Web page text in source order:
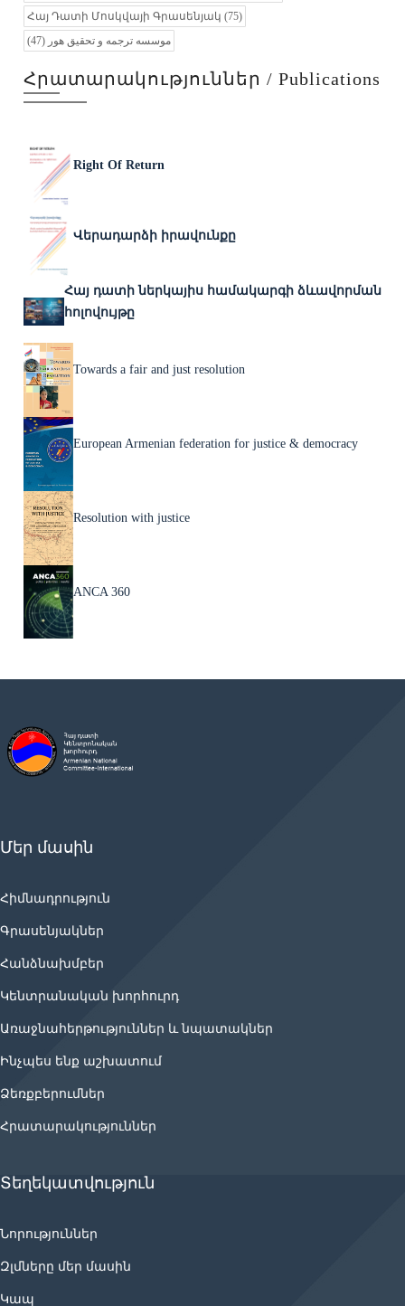
Հայ Դատի Մոսկվայի Գրասենյակ (75)
موسسه ترجمه و تحقیق هور (47)
Հրատարակություններ / Publications
Right Of Return
Վերադարձի իրավունքը
Հայ դատի ներկայիս համակարգի ձևավորման
հոլովույթը
Towards a fair and just resolution
European Armenian federation for justice & democracy
Resolution with justice
ANCA 360
Մեր մասին
Հիմնադրություն
Գրասենյակներ
Հանձնախմբեր
Կենտրանական խորհուրդ
Առաջնահերթություններ և նպատակներ
Ինչպես ենք աշխատում
Ձեռքբերումներ
Հրատարակություններ
Տեղեկատվություն
Նորություններ
Զլմները մեր մասին
Կապ